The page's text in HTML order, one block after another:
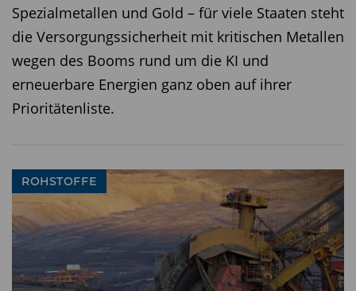
Spezialmetallen und Gold – für viele Staaten steht
die Versorgungssicherheit mit kritischen Metallen
wegen des Booms rund um die KI und
erneuerbare Energien ganz oben auf ihrer
Prioritätenliste.
ROHSTOFFE